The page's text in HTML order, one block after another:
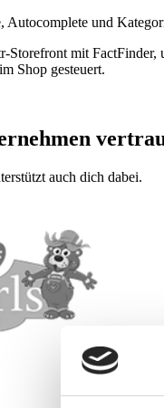
Autocomplete und
Storefront mit
Shop gesteuert.
auch dich dabei.